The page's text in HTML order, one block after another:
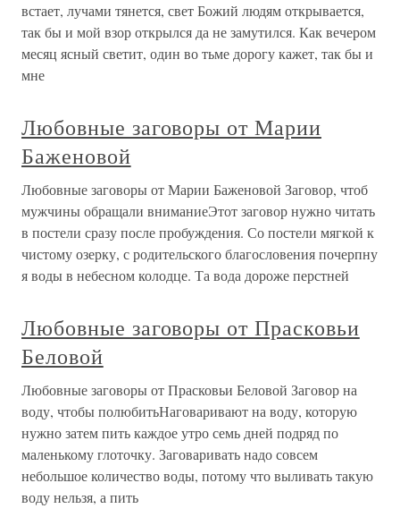
встает, лучами тянется, свет Божий людям открывается,
так бы и мой взор открылся да не замутился. Как вечером
месяц ясный светит, один во тьме дорогу кажет, так бы и
мне
Любовные заговоры от Марии
Баженовой
Любовные заговоры от Марии Баженовой Заговор, чтоб
мужчины обращали вниманиеЭтот заговор нужно читать
в постели сразу после пробуждения. Со постели мягкой к
чистому озерку, с родительского благословения почерпну
я воды в небесном колодце. Та вода дороже перстней
Любовные заговоры от Прасковьи
Беловой
Любовные заговоры от Прасковьи Беловой Заговор на
воду, чтобы полюбитьНаговаривают на воду, которую
нужно затем пить каждое утро семь дней подряд по
маленькому глоточку. Заговаривать надо совсем
небольшое количество воды, потому что выливать такую
воду нельзя, а пить